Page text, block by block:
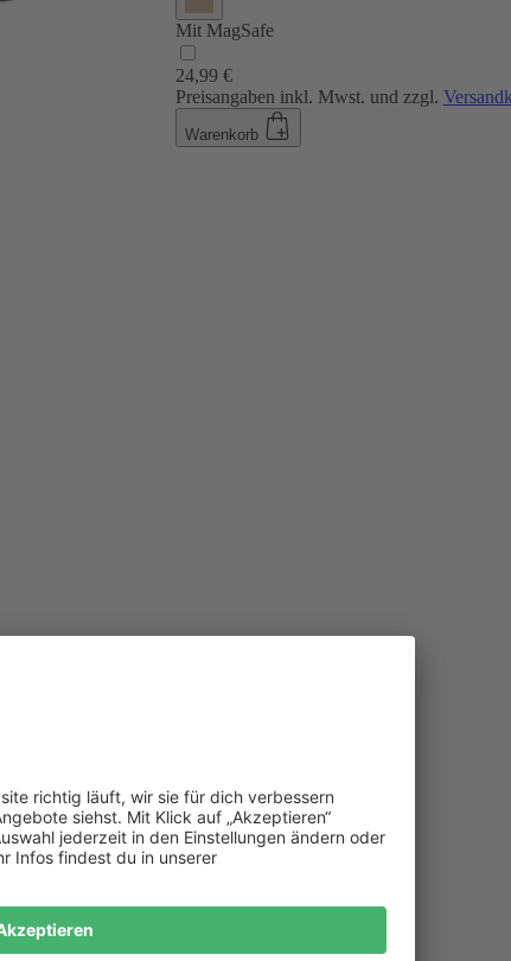
Mit MagSafe
24,99 €
Preisangaben inkl. Mwst. und zzgl.
Warenkorb